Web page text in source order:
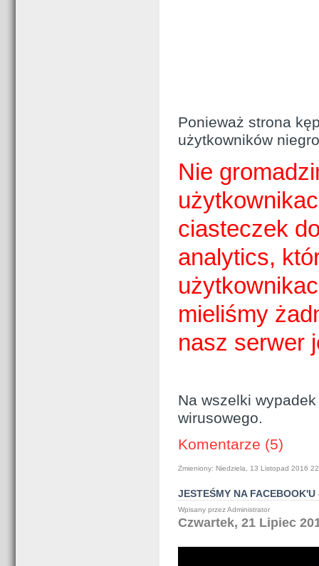
Ponieważ strona
użytkowników
Nie
ciasteczek
analytics,
mieliśmy
nasz serwer
Na wszelki
wirusowego.
Komentarze (5)
Zmieniony: Niedziela, 13 Listopad 2016
JESTEŚMY NA
Wpisany przez Administrator
Czwartek, 21 Lipiec